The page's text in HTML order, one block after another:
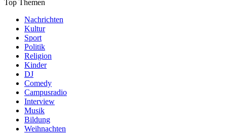
Top Themen
Nachrichten
Kultur
Sport
Politik
Religion
Kinder
DJ
Comedy
Campusradio
Interview
Musik
Bildung
Weihnachten